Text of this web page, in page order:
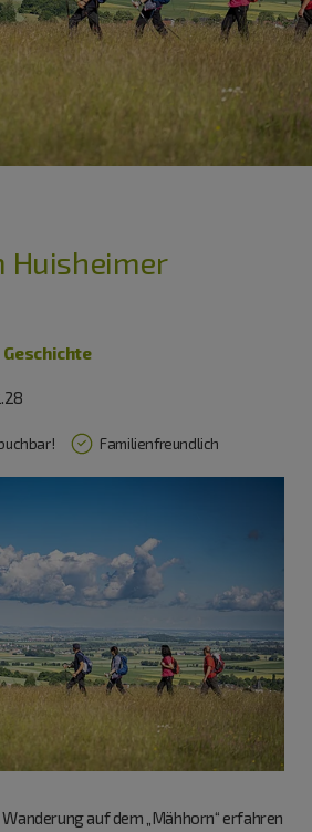
Huisheimer
Geschichte
Familienfreundlich
auf dem „Mähhorn“ erfahren